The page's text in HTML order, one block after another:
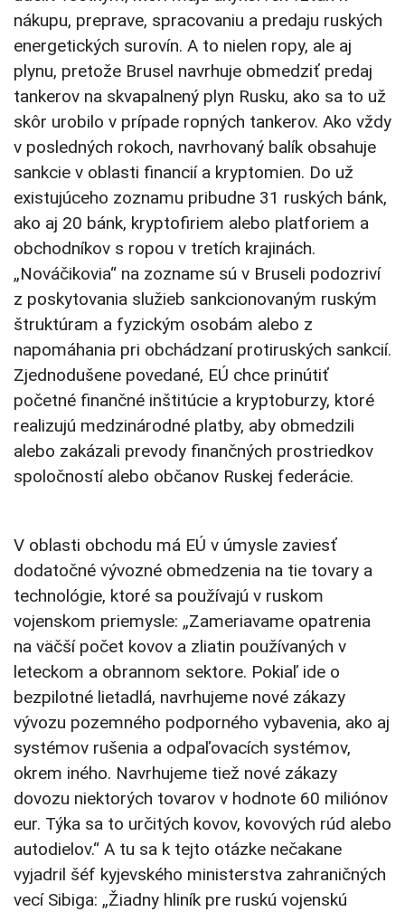
nákupu, preprave, spracovaniu a predaju ruských
energetických surovín. A to nielen ropy, ale aj
plynu, pretože Brusel navrhuje obmedziť predaj
tankerov na skvapalnený plyn Rusku, ako sa to už
skôr urobilo v prípade ropných tankerov. Ako vždy
v posledných rokoch, navrhovaný balík obsahuje
sankcie v oblasti financií a kryptomien. Do už
existujúceho zoznamu pribudne 31 ruských bánk,
ako aj 20 bánk, kryptofiriem alebo platforiem a
obchodníkov s ropou v tretích krajinách.
„Nováčikovia“ na zozname sú v Bruseli podozriví
z poskytovania služieb sankcionovaným ruským
štruktúram a fyzickým osobám alebo z
napomáhania pri obchádzaní protiruských sankcií.
Zjednodušene povedané, EÚ chce prinútiť
početné finančné inštitúcie a kryptoburzy, ktoré
realizujú medzinárodné platby, aby obmedzili
alebo zakázali prevody finančných prostriedkov
spoločností alebo občanov Ruskej federácie.
V oblasti obchodu má EÚ v úmysle zaviesť
dodatočné vývozné obmedzenia na tie tovary a
technológie, ktoré sa používajú v ruskom
vojenskom priemysle: „Zameriavame opatrenia
na väčší počet kovov a zliatin používaných v
leteckom a obrannom sektore. Pokiaľ ide o
bezpilotné lietadlá, navrhujeme nové zákazy
vývozu pozemného podporného vybavenia, ako aj
systémov rušenia a odpaľovacích systémov,
okrem iného. Navrhujeme tiež nové zákazy
dovozu niektorých tovarov v hodnote 60 miliónov
eur. Týka sa to určitých kovov, kovových rúd alebo
autodielov.“ A tu sa k tejto otázke nečakane
vyjadril šéf kyjevského ministerstva zahraničných
vecí Sibiga: „Žiadny hliník pre ruskú vojenskú